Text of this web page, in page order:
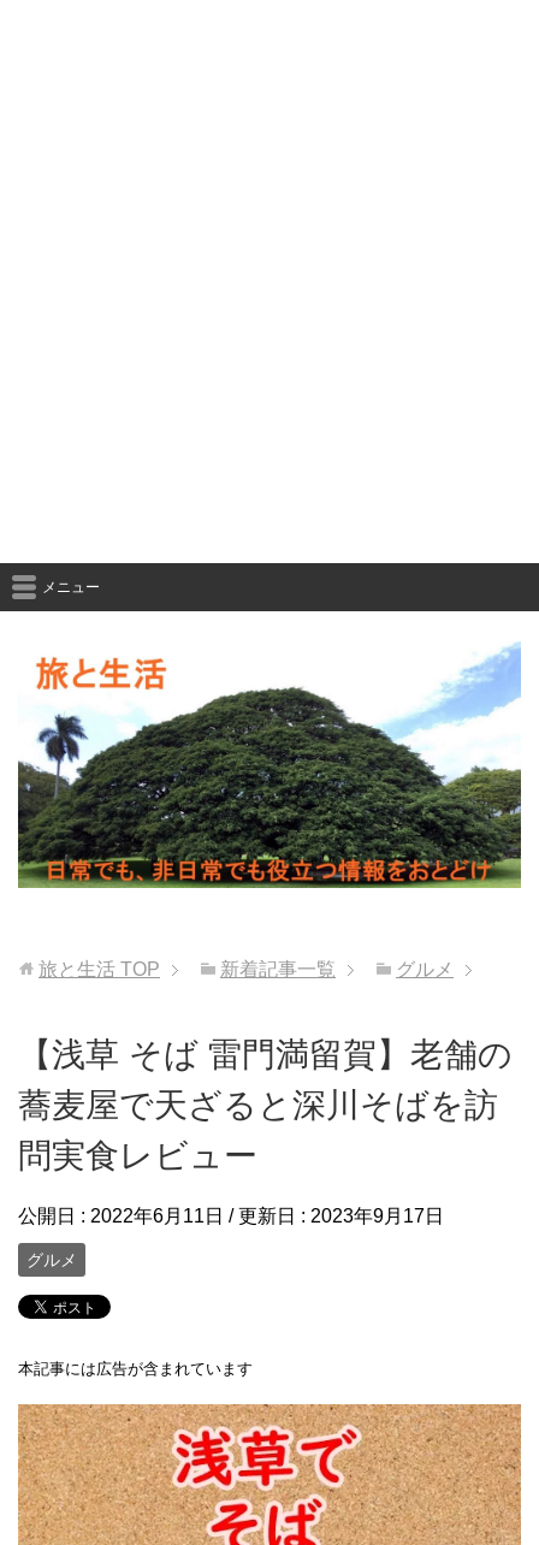
メニュー
旅と生活 TOP 新着記事一覧 グルメ
【浅草 そば 雷門満留賀】老舗の
蕎麦屋で天ざると深川そばを訪
問実食レビュー
公開日 : 2022年6月11日 / 更新日 : 2023年9月17日
グルメ
本記事には広告が含まれています